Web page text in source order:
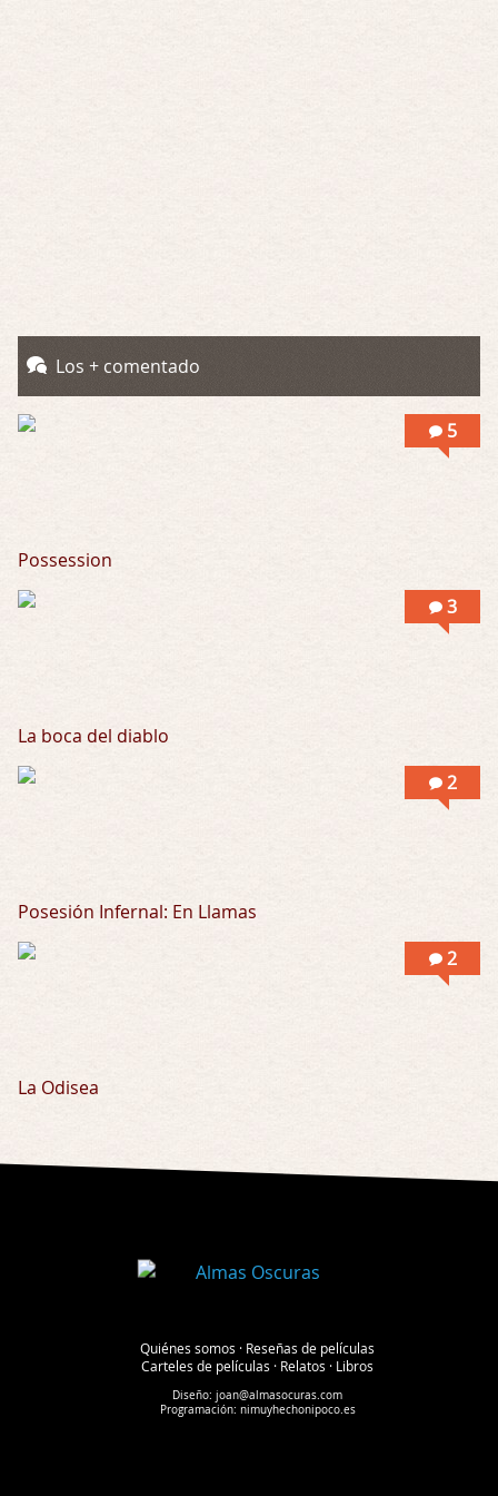
Por: Chica Stark
Al principio por el hype que la dieron iba …
Posesión Infernal: En Llamas
Los + comentado
5
Possession
3
La boca del diablo
2
Posesión Infernal: En Llamas
2
La Odisea
Quiénes somos · Reseñas de películas
Carteles de películas · Relatos · Libros
Diseño:joan@almasocuras.com
Programación: nimuyhechonipoco.es